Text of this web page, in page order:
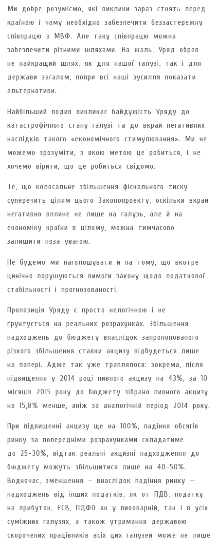
Ми добре розуміємо, які виклики зараз стоять перед
країною і чому необхідно забезпечити беззастережну
співпрацю з МВФ. Але таку співпрацю можна
забезпечити різними шляхами. На жаль, Уряд обрав
не найкращий шлях, як для нашої галузі, так і для
держави загалом, попри всі наші зусилля показати
альтернативи.
Найбільший подив викликає байдужість Уряду до
катастрофічного стану галузі та до вкрай негативних
наслідків такого «економічного стимулювання». Ми не
можемо зрозуміти, з якою метою це робиться, і не
хочемо вірити, що це робиться свідомо.
Те, що колосальне збільшення фіскального тиску
суперечить цілям цього Законопроекту, оскільки вкрай
негативно вплине не лише на галузь, але й на
економіку країни в цілому, можна тимчасово
залишити поза увагою.
Не будемо ми наголошувати й на тому, що вкотре
цинічно порушуються вимоги закону щодо податкової
стабільності і прогнозованості.
Пропозиція Уряду є просто нелогічною і не
ґрунтується на реальних розрахунках. Збільшення
надходжень до бюджету внаслідок запропонованого
різкого збільшення ставки акцизу відбудеться лише
на папері. Адже так уже траплялося: зокрема, після
підвищення у 2014 році пивного акцизу на 43%, за 10
місяців 2015 року до бюджету зібрано пивного акцизу
на 15,8% менше, аніж за аналогічній період 2014 року.
При підвищенні акцизу ще на 100%, падіння обсягів
ринку за попередніми розрахунками складатиме
до 25-30%, відтак реальні акцизні надходження до
бюджету можуть збільшитися лише на 40-50%.
Водночас, зменшення – внаслідок падіння ринку —
надходжень від інших податків, як от ПДВ, податку
на прибуток, ЄСВ, ПДФО як у пивоварній, так і в усіх
суміжних галузях, а також утримання державою
скорочених працівників всіх цих галузей може не лише